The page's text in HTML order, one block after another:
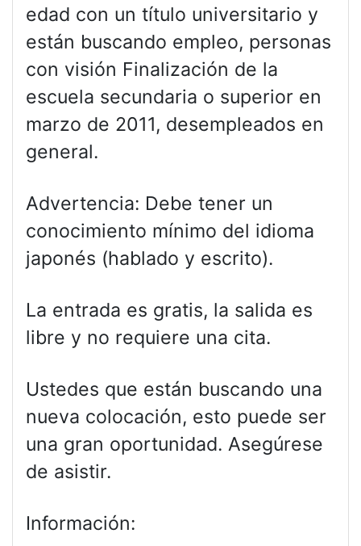
edad con un título universitario y
están buscando empleo, personas
con visión Finalización de la
escuela secundaria o superior en
marzo de 2011, desempleados en
general.
Advertencia: Debe tener un
conocimiento mínimo del idioma
japonés (hablado y escrito).
La entrada es gratis, la salida es
libre y no requiere una cita.
Ustedes que están buscando una
nueva colocación, esto puede ser
una gran oportunidad. Asegúrese
de asistir.
Información: